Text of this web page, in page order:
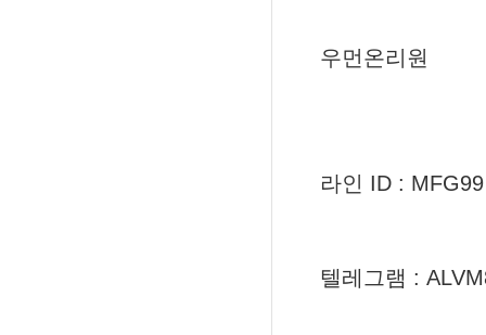
우먼온리원
라인 ID : MFG99
텔레그램 :